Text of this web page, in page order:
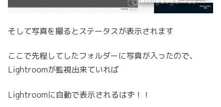
そして写真を撮るとステータスが表示されます
ここで先程してしたフォルダーに写真が入ったので、
Lightroomが監視出来ていれば
Lightroomに自動で表示されるはず！！